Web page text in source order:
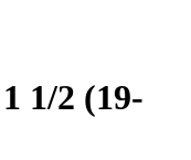
1/2 (19-